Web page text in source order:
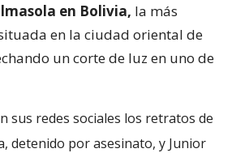
en Bolivia, la más
en la ciudad oriental de
un corte de luz en uno de
sus redes sociales los retratos de
detenido por asesinato, y Junior